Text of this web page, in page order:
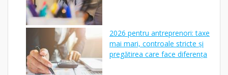
2026 pentru antreprenori: taxe
mai mari, controale stricte și
pregătirea care face diferența